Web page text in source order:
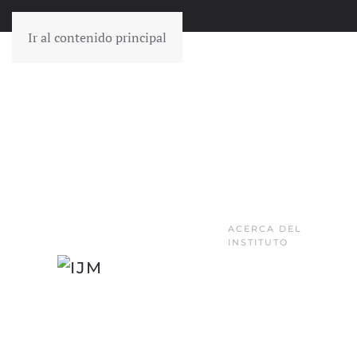
Ir al contenido principal
ACERCA DEL
INSTITUTO